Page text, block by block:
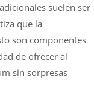
suelen ser
que la
son componentes
de ofrecer al
sin sorpresas